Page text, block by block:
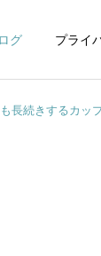
グ プライ
長続きするカッ